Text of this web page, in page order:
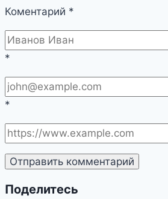
Коментарий *
*
*
Поделитесь